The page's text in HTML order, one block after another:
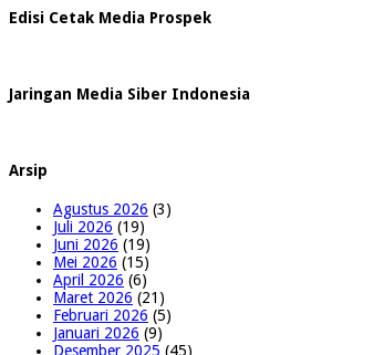
Edisi Cetak Media Prospek
Jaringan Media Siber Indonesia
Arsip
Agustus 2026 (3)
Juli 2026 (19)
Juni 2026 (19)
Mei 2026 (15)
April 2026 (6)
Maret 2026 (21)
Februari 2026 (5)
Januari 2026 (9)
Desember 2025 (45)